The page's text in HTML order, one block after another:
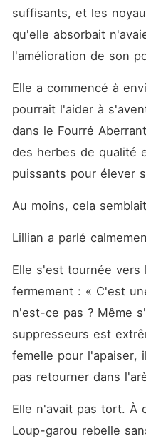
suffisants, et les
qu'elle absorbait
l'amélioration de son
Elle a commencé à
pourrait l'aider à
dans le Fourré
des herbes de qualité
puissants pour élever
Au moins, cela
Lillian a parlé
Elle s'est tournée
fermement : « C'est
n'est-ce pas ? Même
suppresseurs est
femelle pour l'apaiser,
pas retourner dans
Elle n'avait pas tort. À
Loup-garou rebelle